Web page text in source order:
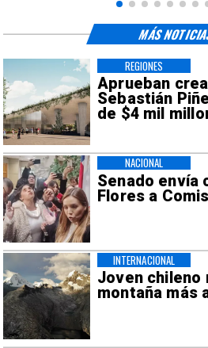
Aprueban
Sebastián
de $4 mil
REGIONES
Senado envía
Flores a
NACIONAL
Joven chileno
montaña más
INTERNACIONAL
MÁS